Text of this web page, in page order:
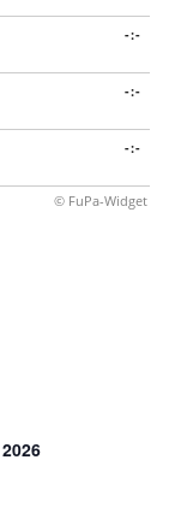
-:-
-:-
-:-
© FuPa-Widget